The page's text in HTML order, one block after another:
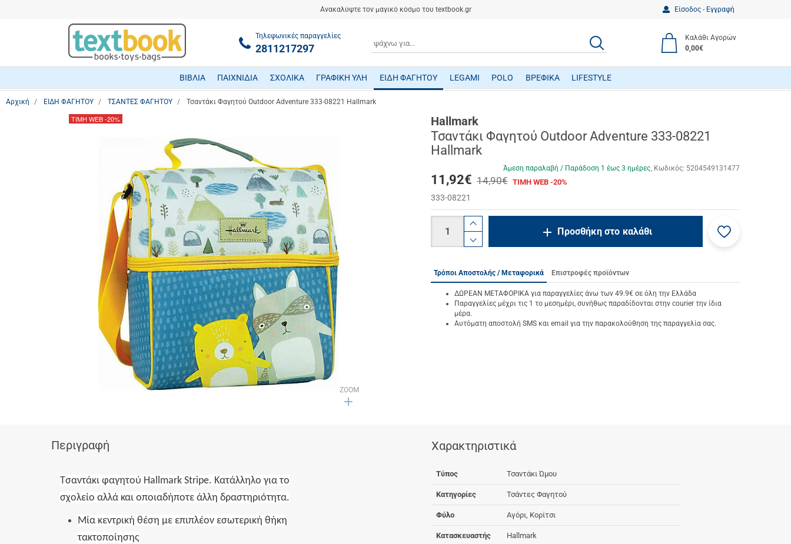
Ανακαλύψτε τον μαγικό κόσμο του textbook.gr Είσοδος - Εγγραφή
Τηλεφωνικές παραγγελίες
2811217297
ΑΝΑΖΗΤΗΣΗ
Καλάθι Αγορών
0,00€
ΒΙΒΛΙΑ ΠΑΙΧΝΙΔΙΑ ΣΧΟΛΙΚΑ ΓΡΑΦΙΚΗ ΥΛΗ ΕΙΔΗ ΦΑΓΗΤΟΥ LEGAMI POLO ΒΡΕΦΙΚΑ LIFESTYLE
Αρχική ΕΙΔΗ ΦΑΓΗΤΟΥ ΤΣΑΝΤΕΣ ΦΑΓΗΤΟΥ Τσαντάκι Φαγητού Outdoor Adventure 333-08221 Hallmark
ZOOM
ΤΙΜΗ WEB-20% Hallmark
Τσαντάκι Φαγητού Outdoor Adventure 333-08221
Hallmark
Άμεση παραλαβή / Παράδoση 1 έως 3 ημέρες Κωδικός: 5204549131477
11,92€ 14,90€ ΤΙΜΗ WEB -20%
333-08221
product.increase.quantity
product.decrease.quantity
Προσθήκη στο καλάθι
Προσθήκη
Τρόποι Αποστολής / Μεταφορικά Επιστροφές προϊόντων
ΔΩΡΕΑΝ ΜΕΤΑΦΟΡΙΚΑ για παραγγελίες άνω των 49.9€ σε όλη την Ελλάδα
Παραγγελίες μέχρι τις 1 το μεσημέρι, συνήθως παραδίδονται στην courier την ίδια
μέρα.
Αυτόματη αποστολή SMS και email για την παρακολούθηση της παραγγελία σας.
Περιγραφή
Τσαντάκι φαγητού Hallmark Stripe. Κατάλληλο για το
σχολείο αλλά και οποιαδήποτε άλλη δραστηριότητα.
Μία κεντρική θέση με επιπλέον εσωτερική θήκη
τακτοποίησης
Χαρακτηριστικά
Τύπος Τσαντάκι Ώμου
Κατηγορίες Τσάντες Φαγητού
Φύλο Αγόρι, Κορίτσι
Κατασκευαστής Hallmark